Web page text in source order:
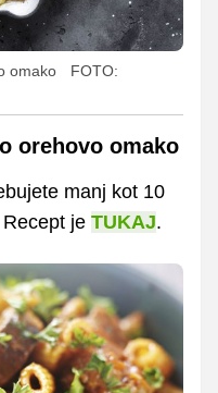
omako
FOTO:
orehovo omako
manj kot 10
je TUKAJ.